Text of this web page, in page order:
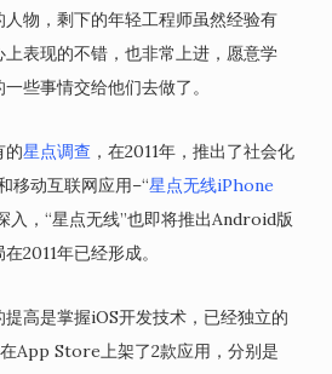
物，剩下的年轻工程师虽然经验有
表现的不错，也非常上进，愿意学
些事情交给他们去做了。
的星点调查 ，在2011年，推出了社会化
移动互联网应用–“星点无线iPhone
入，“星点无线”也即将推出Android版
2011年已经形成。
高是掌握iOS开发技术，已经独立的
App Store上架了2款应用，分别是